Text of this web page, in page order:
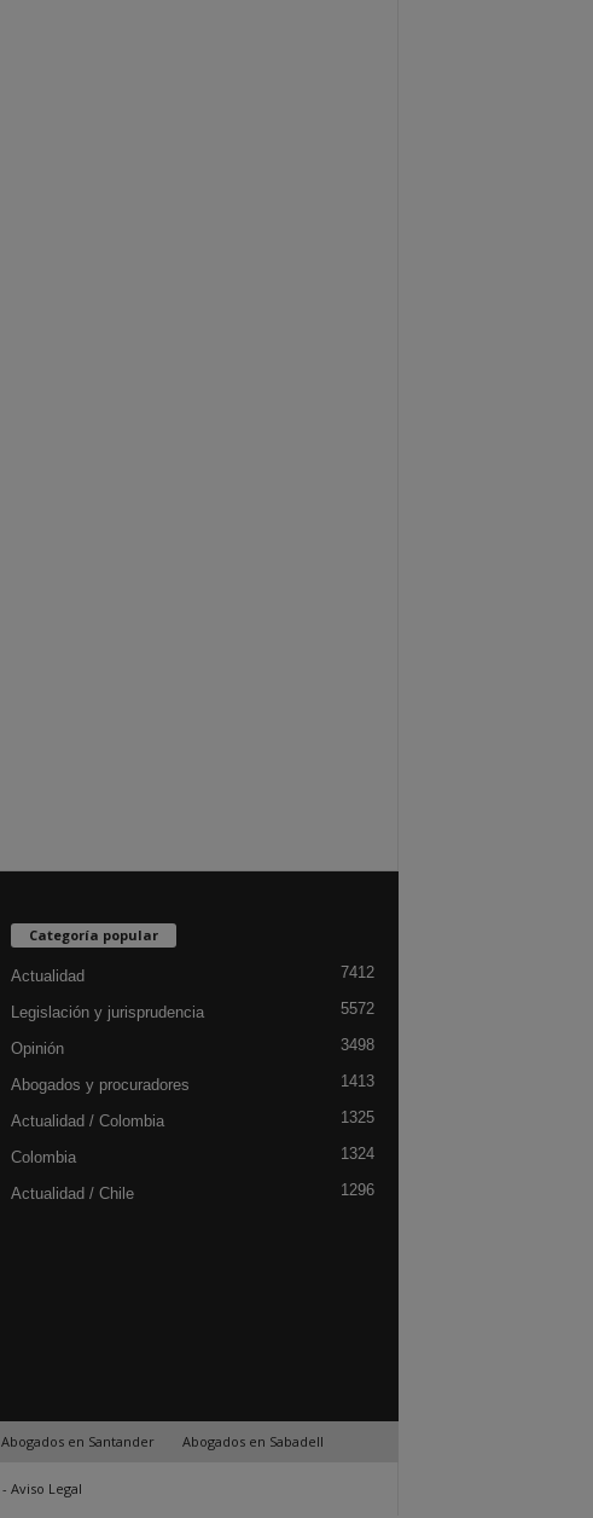
Categoría popular
Actualidad 7412
Legislación y jurisprudencia 5572
Opinión 3498
Abogados y procuradores 1413
Actualidad / Colombia 1325
Colombia 1324
Actualidad / Chile 1296
Abogados en Santander Abogados en Sabadell
- Aviso Legal